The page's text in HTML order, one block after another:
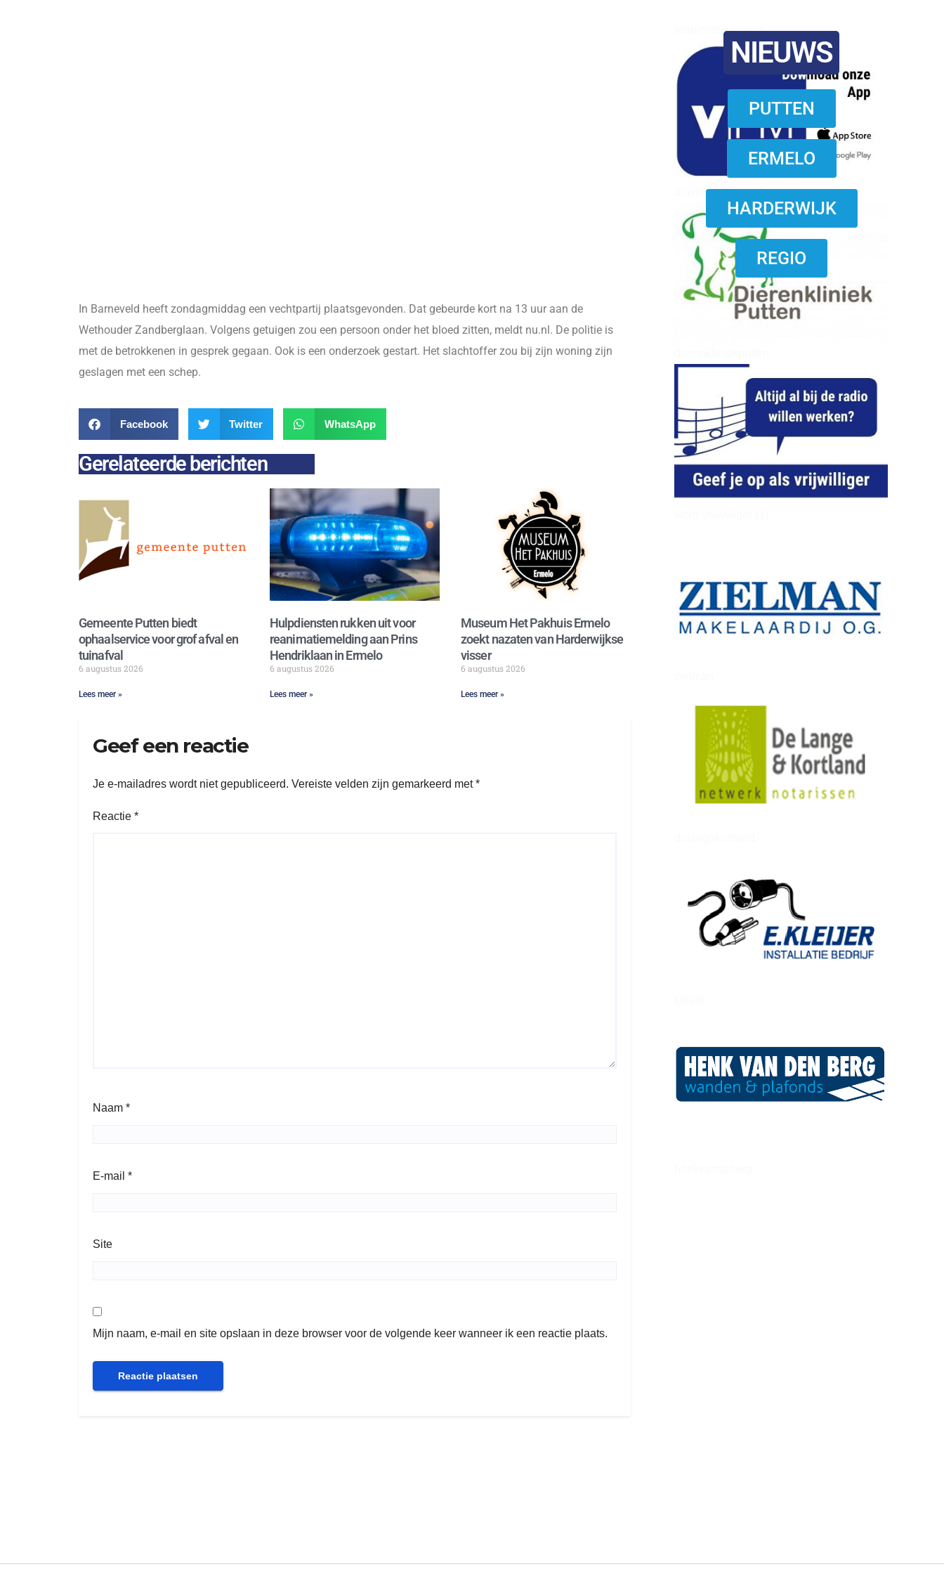
reanimatie ermelo
download onzze App
NIEUWS
PUTTEN
ERMELO
HARDERWIJK
REGIO
In Barneveld heeft zondagmiddag een vechtpartij plaatsgevonden. Dat gebeurde kort na 13 uur aan de
Wethouder Zandberglaan. Volgens getuigen zou een persoon onder het bloed zitten, meldt nu.nl. De politie is
met de betrokkenen in gesprek gegaan. Ook is een onderzoek gestart. Het slachtoffer zou bij zijn woning zijn
geslagen met een schep.
Facebook Twitter WhatsApp
Gerelateerde berichten
Gemeente Putten biedt
ophaalservice voor grof afval en
tuinafval
6 augustus 2026
Lees meer »
Hulpdiensten rukken uit voor
reanimatiemelding aan Prins
Hendriklaan in Ermelo
6 augustus 2026
Lees meer »
Museum Het Pakhuis Ermelo
zoekt nazaten van Harderwijkse
visser
6 augustus 2026
Lees meer »
Geef een reactie
Je e-mailadres wordt niet gepubliceerd. Vereiste velden zijn gemarkeerd met*
Reactie *
Naam *
E-mail *
Site
Mijn naam, e-mail en site opslaan in deze browser voor de volgende keer wanneer ik een reactie plaats.